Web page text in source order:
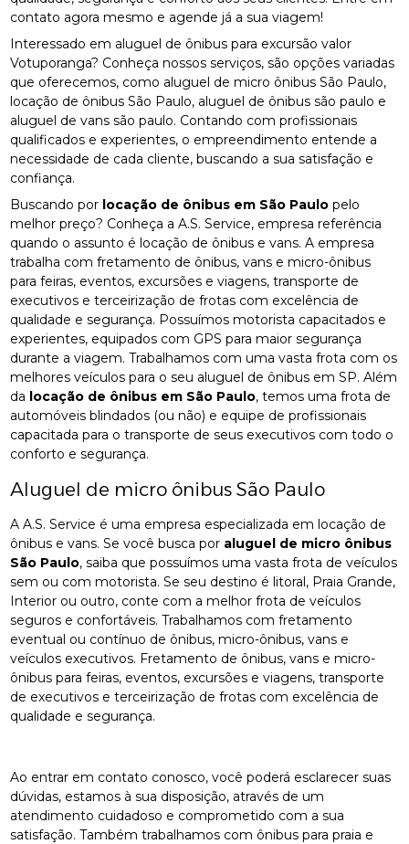
contato agora mesmo e agende já a sua viagem!
Interessado em aluguel de ônibus para excursão valor
Votuporanga? Conheça nossos serviços, são opções variadas
que oferecemos, como aluguel de micro ônibus São Paulo,
locação de ônibus São Paulo, aluguel de ônibus são paulo e
aluguel de vans são paulo. Contando com profissionais
qualificados e experientes, o empreendimento entende a
necessidade de cada cliente, buscando a sua satisfação e
confiança.
Buscando por locação de ônibus em São Paulo pelo
melhor preço? Conheça a A.S. Service, empresa referência
quando o assunto é locação de ônibus e vans. A empresa
trabalha com fretamento de ônibus, vans e micro-ônibus
para feiras, eventos, excursões e viagens, transporte de
executivos e terceirização de frotas com excelência de
qualidade e segurança. Possuímos motorista capacitados e
experientes, equipados com GPS para maior segurança
durante a viagem. Trabalhamos com uma vasta frota com os
melhores veículos para o seu aluguel de ônibus em SP. Além
da locação de ônibus em São Paulo, temos uma frota de
automóveis blindados (ou não) e equipe de profissionais
capacitada para o transporte de seus executivos com todo o
conforto e segurança.
Aluguel de micro ônibus São Paulo
A A.S. Service é uma empresa especializada em locação de
ônibus e vans. Se você busca por aluguel de micro ônibus
São Paulo, saiba que possuímos uma vasta frota de veículos
sem ou com motorista. Se seu destino é litoral, Praia Grande,
Interior ou outro, conte com a melhor frota de veículos
seguros e confortáveis. Trabalhamos com fretamento
eventual ou contínuo de ônibus, micro-ônibus, vans e
veículos executivos. Fretamento de ônibus, vans e micro-
ônibus para feiras, eventos, excursões e viagens, transporte
de executivos e terceirização de frotas com excelência de
qualidade e segurança.
Ao entrar em contato conosco, você poderá esclarecer suas
dúvidas, estamos à sua disposição, através de um
atendimento cuidadoso e comprometido com a sua
satisfação. Também trabalhamos com ônibus para praia e